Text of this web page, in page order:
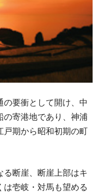
の要衝として開け、中
の寄港地であり、神浦
期から昭和初期の町
断崖、断崖上部はキ
は壱岐・対馬も望める